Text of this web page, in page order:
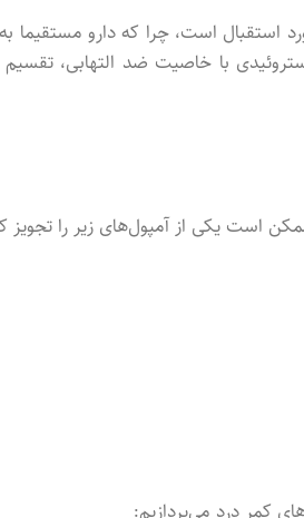
استقبال است، چرا که دارو مستقیما
با خاصیت ضد‌ التهابی، تقسیم
است یکی از آمپول‌های زیر را تجویز
کمر درد می‌پردازیم: